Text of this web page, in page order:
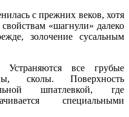
с прежних веков, хотя
«шагнули» далеко
золочение сусальным
Устраняются все грубые
сколы. Поверхность
шпатлевкой, где
специальными